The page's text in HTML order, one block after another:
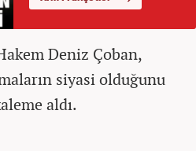
Deniz Çoban,
siyasi olduğunu
aldı.